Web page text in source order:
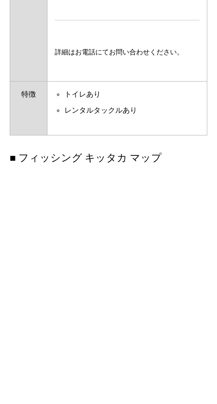
詳細はお電話にてお問い合わせください。
特徴 トイレあり
レンタルタックルあり
■ フィッシング キッタカ マップ